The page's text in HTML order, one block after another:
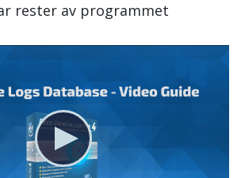
rester av programmet